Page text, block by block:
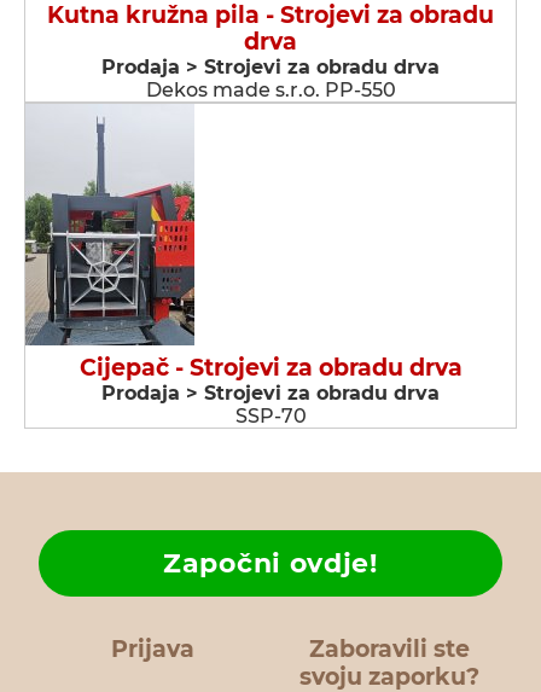
Kutna kružna pila - Strojevi za obradu
drva
Prodaja > Strojevi za obradu drva
Dekos made s.r.o. PP-550
Cijepač - Strojevi za obradu drva
Prodaja > Strojevi za obradu drva
SSP-70
Prijava
Zaboravili ste
svoju zaporku?
Započni ovdje!